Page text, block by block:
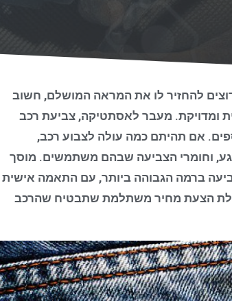
להחזיר לו את המראה המושלם, חשוב
ומדויקת. מעבר לאסתטיקה, צביעת רכב
אם תהיתם כמה עולה לצבוע רכב,
וחומרי הצביעה שבהם משתמשים. מוסך
ברמה הגבוהה ביותר, עם התאמה אישית
הצעת מחיר משתלמת שתבטיח שהרכב